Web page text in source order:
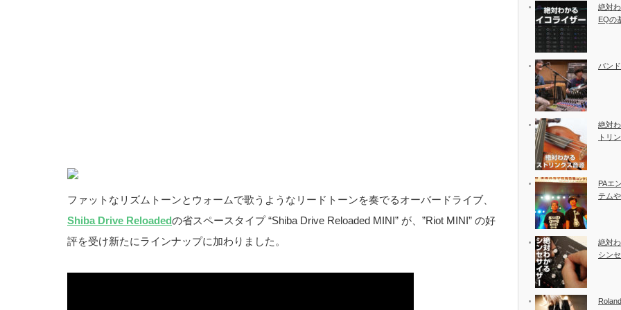
ファットなリズムトーンとウォームで歌うようなリードトーンを奏でるオーバードライブ、
Shiba Drive Reloadedの省スペースタイプ “Shiba Drive Reloaded MINI” が、”Riot MINI” の好
評を受け新たにラインナップに加わりました。
絶対
EQの
バン
絶対
トリ
PAエ
テム
絶対
シン